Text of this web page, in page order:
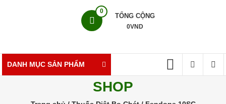
0
TỔNG CỘNG
0VND
DANH MỤC SẢN PHẨM
SHOP